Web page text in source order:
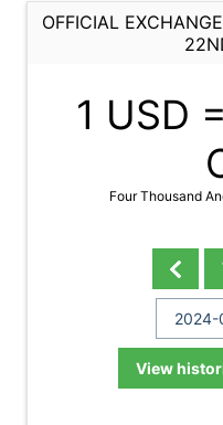
OFFICIAL
1 USD =
Four Thousand
View